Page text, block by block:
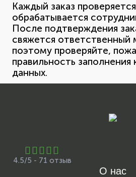
Каждый заказ
обрабатывается
После подтверждения
свяжется ответственный
поэтому проверяйте,
правильность заполнения
данных.
4.5/5 - 71 отзыв
О нас